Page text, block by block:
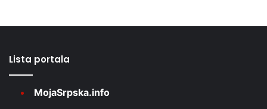
Lista portala
MojaSrpska.info